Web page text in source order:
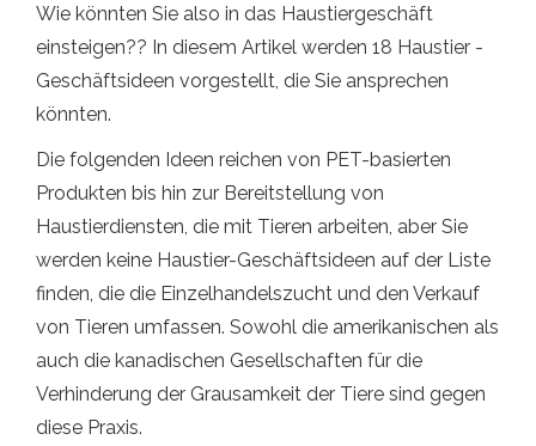
Wie könnten Sie also in das Haustiergeschäft
einsteigen?? In diesem Artikel werden 18 Haustier -
Geschäftsideen vorgestellt, die Sie ansprechen
könnten.
Die folgenden Ideen reichen von PET-basierten
Produkten bis hin zur Bereitstellung von
Haustierdiensten, die mit Tieren arbeiten, aber Sie
werden keine Haustier-Geschäftsideen auf der Liste
finden, die die Einzelhandelszucht und den Verkauf
von Tieren umfassen. Sowohl die amerikanischen als
auch die kanadischen Gesellschaften für die
Verhinderung der Grausamkeit der Tiere sind gegen
diese Praxis.